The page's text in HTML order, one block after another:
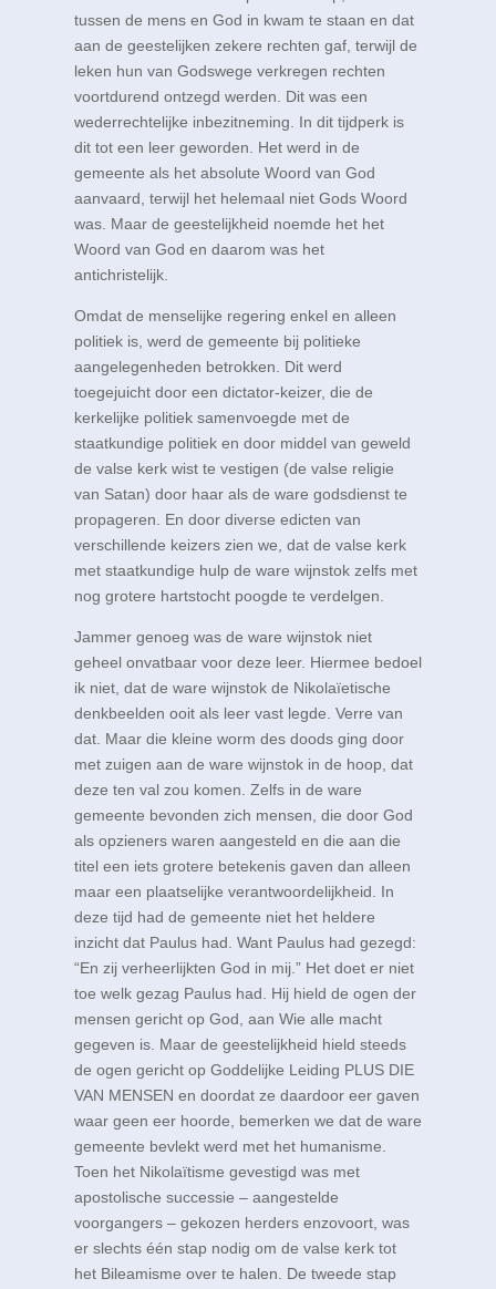
tussen de mens en God in kwam te staan en dat
aan de geestelijken zekere rechten gaf, terwijl de
leken hun van Godswege verkregen rechten
voortdurend ontzegd werden. Dit was een
wederrechtelijke inbezitneming. In dit tijdperk is
dit tot een leer geworden. Het werd in de
gemeente als het absolute Woord van God
aanvaard, terwijl het helemaal niet Gods Woord
was. Maar de geestelijkheid noemde het het
Woord van God en daarom was het
antichristelijk.
Omdat de menselijke regering enkel en alleen
politiek is, werd de gemeente bij politieke
aangelegenheden betrokken. Dit werd
toegejuicht door een dictator-keizer, die de
kerkelijke politiek samenvoegde met de
staatkundige politiek en door middel van geweld
de valse kerk wist te vestigen (de valse religie
van Satan) door haar als de ware godsdienst te
propageren. En door diverse edicten van
verschillende keizers zien we, dat de valse kerk
met staatkundige hulp de ware wijnstok zelfs met
nog grotere hartstocht poogde te verdelgen.
Jammer genoeg was de ware wijnstok niet
geheel onvatbaar voor deze leer. Hiermee bedoel
ik niet, dat de ware wijnstok de Nikolaïetische
denkbeelden ooit als leer vast legde. Verre van
dat. Maar die kleine worm des doods ging door
met zuigen aan de ware wijnstok in de hoop, dat
deze ten val zou komen. Zelfs in de ware
gemeente bevonden zich mensen, die door God
als opzieners waren aangesteld en die aan die
titel een iets grotere betekenis gaven dan alleen
maar een plaatselijke verantwoordelijkheid. In
deze tijd had de gemeente niet het heldere
inzicht dat Paulus had. Want Paulus had gezegd:
“En zij verheerlijkten God in mij.” Het doet er niet
toe welk gezag Paulus had. Hij hield de ogen der
mensen gericht op God, aan Wie alle macht
gegeven is. Maar de geestelijkheid hield steeds
de ogen gericht op Goddelijke Leiding PLUS DIE
VAN MENSEN en doordat ze daardoor eer gaven
waar geen eer hoorde, bemerken we dat de ware
gemeente bevlekt werd met het humanisme.
Toen het Nikolaïtisme gevestigd was met
apostolische successie – aangestelde
voorgangers – gekozen herders enzovoort, was
er slechts één stap nodig om de valse kerk tot
het Bileamisme over te halen. De tweede stap